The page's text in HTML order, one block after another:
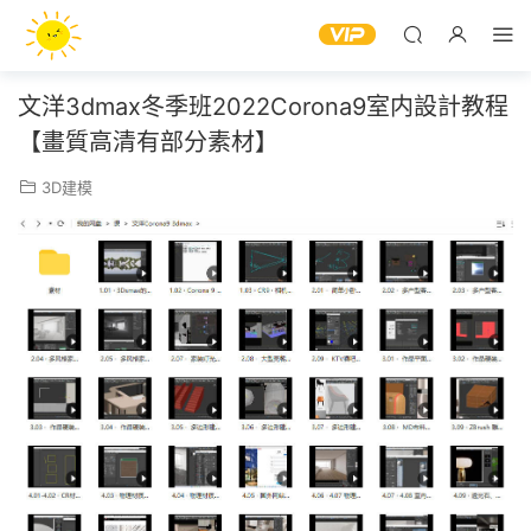
文洋3dmax冬季班2022Corona9室内設計教程
【畫質高清有部分素材】
3D建模